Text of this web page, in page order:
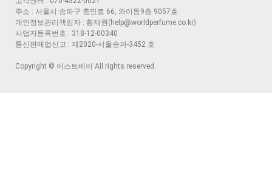
주소 : 서울시 송파구 충민로 66, 와이동9층 9057호
개인정보관리책임자 : 황재원(help@worldperfume.co.kr)
사업자등록번호 : 318-12-00340
통신판매업신고 : 제2020-서울송파-3452 호
Copyright © 이스트베이 All rights reserved.